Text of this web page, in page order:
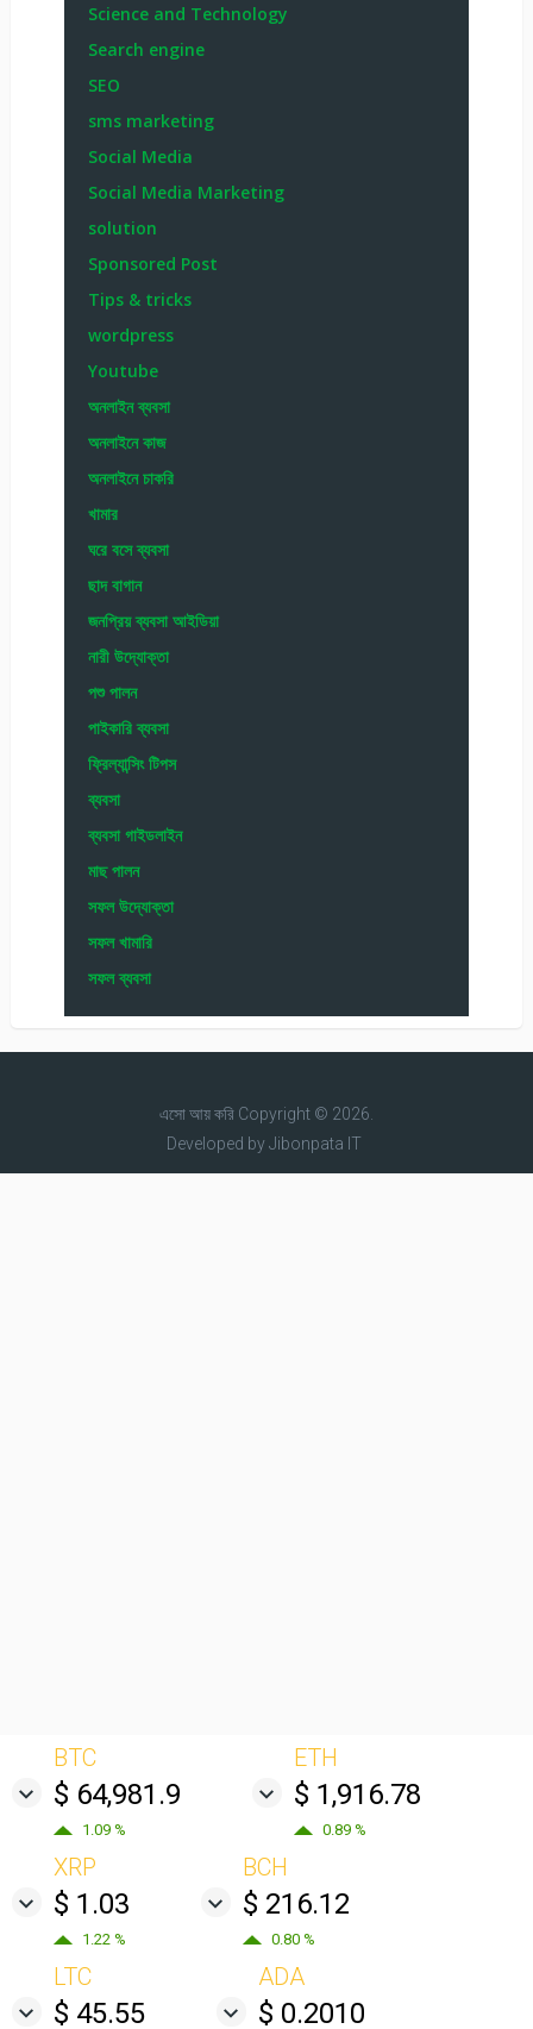
Science and Technology
Search engine
SEO
sms marketing
Social Media
Social Media Marketing
solution
Sponsored Post
Tips & tricks
wordpress
Youtube
অনলাইন ব্যবসা
অনলাইনে কাজ
অনলাইনে চাকরি
খামার
ঘরে বসে ব্যবসা
ছাদ বাগান
জনপ্রিয় ব্যবসা আইডিয়া
নারী উদ্যোক্তা
পশু পালন
পাইকারি ব্যবসা
ফ্রিল্যান্সিং টিপস
ব্যবসা
ব্যবসা গাইডলাইন
মাছ পালন
সফল উদ্যোক্তা
সফল খামারি
সফল ব্যবসা
এসো আয় করিCopyright © 2026.
Developed byJibonpata IT
BTC
$ 64,981.9
1.09 %
ETH
$ 1,916.78
0.89 %
XRP
$ 1.03
1.22 %
BCH
$ 216.12
0.80 %
LTC
$ 45.55
ADA
$ 0.2010